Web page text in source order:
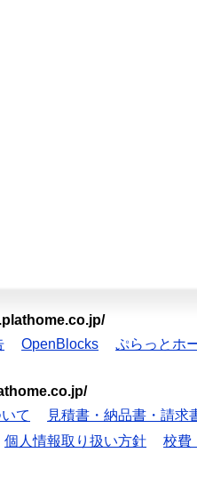
OpenBlocks ぷらっとホ
て 見積書・納品書・請求
個人情報取り扱い方針 校費